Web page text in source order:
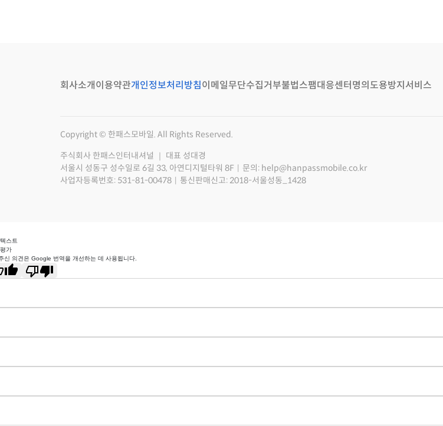
회사소개이용약관개인정보처리방침이메일무단수집거부불법스팸대응센터 명의도용방지서비스
Copyright © 한패스모바일. All Rights Reserved.
주식회사 한패스인터내셔널 ｜ 대표 성대경
서울시 성동구 성수일로 6길 33, 아연디지털타워 8F
문의: help@hanpassmobile.co.kr
사업자등록번호: 531-81-00478
통신판매신고: 2018-서울성동_1428
스트
가
신 의견은 Google 번역을 개선하는 데 사용됩니다.